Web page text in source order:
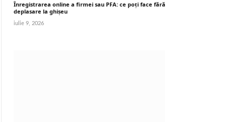
Înregistrarea online a firmei sau PFA: ce poți face fără
deplasare la ghișeu
iulie 9, 2026